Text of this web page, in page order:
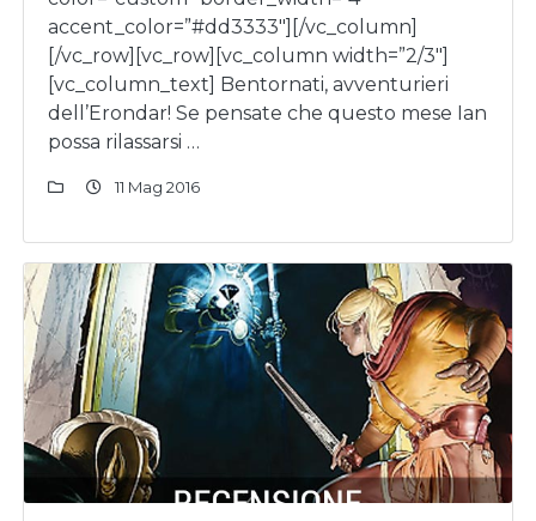
accent_color=”#dd3333″][/vc_column]
[/vc_row][vc_row][vc_column width=”2/3″]
[vc_column_text] Bentornati, avventurieri
dell’Erondar! Se pensate che questo mese Ian
possa rilassarsi …
11 Mag 2016